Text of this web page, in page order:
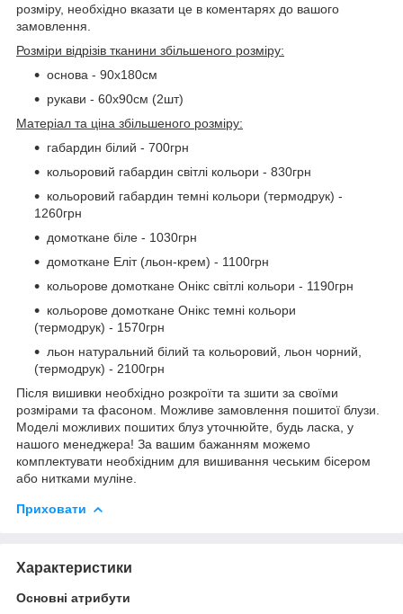
розміру, необхідно вказати це в коментарях до вашого
замовлення.
Розміри відрізів тканини збільшеного розміру:
основа - 90х180см
рукави - 60х90см (2шт)
Матеріал та ціна збільшеного розміру:
габардин білий - 700грн
кольоровий габардин світлі кольори - 830грн
кольоровий габардин темні кольори (термодрук) -
1260грн
домоткане біле - 1030грн
домоткане Еліт (льон-крем) - 1100грн
кольорове домоткане Онікс світлі кольори - 1190грн
кольорове домоткане Онікс темні кольори
(термодрук) - 1570грн
льон натуральний білий та кольоровий, льон чорний,
(термодрук) - 2100грн
Після вишивки необхідно розкроїти та зшити за своїми
розмірами та фасоном. Можливе замовлення пошитої блузи.
Моделі можливих пошитих блуз уточнюйте, будь ласка, у
нашого менеджера! За вашим бажанням можемо
комплектувати необхідним для вишивання чеським бісером
або нитками муліне.
Приховати
Характеристики
Основні атрибути